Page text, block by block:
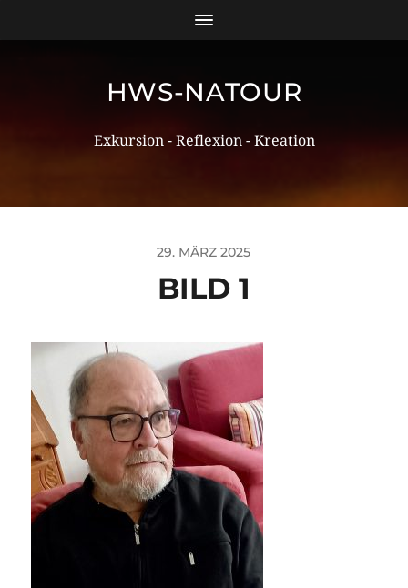
HWS-NATOUR
Exkursion - Reflexion - Kreation
29. MÄRZ 2025
BILD 1